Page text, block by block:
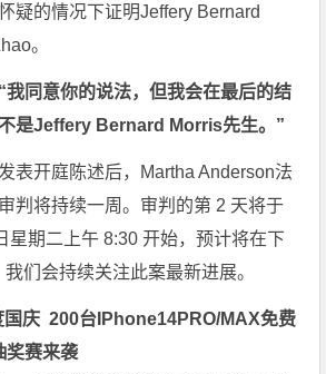
疑的情况下证明Jeffery Bernard
。
“我同意你的说法，但我会在最后的结
是Jeffery Bernard Morris先生。”
表开庭陈述后，Martha Anderson法
判将持续一周。审判的第 2 天将于
星期二上午 8:30 开始，预计将在下
们会持续关注此案最新进展。
国庆200台 IPhone14PRO/MAX免费
赛来袭